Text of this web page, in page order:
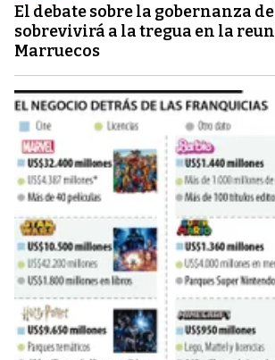
El debate sobre la gobernanza
sobrevivirá a la tregua en la
Marruecos